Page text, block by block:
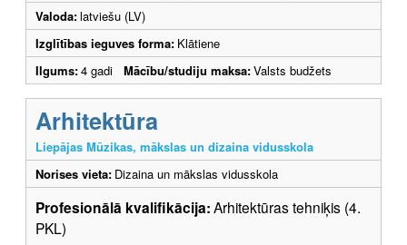
Valoda:latviešu (LV)
Izglītības ieguves forma: Klātiene
Ilgums:4 gadi Mācību/studiju maksa:Valsts budžets
Arhitektūra
Liepājas Mūzikas, mākslas un dizaina vidusskola
Norises vieta: Dizaina un mākslas vidusskola
Profesionālā kvalifikācija:Arhitektūras tehniķis (4.
PKL)